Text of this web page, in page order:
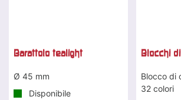
Barattolo tealight
Ø 45 mm
Disponibile
Blocchi
Blocco di
32 colori